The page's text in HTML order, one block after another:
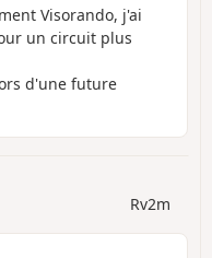
Visorando, j'ai
un circuit plus
d'une future
Rv2m